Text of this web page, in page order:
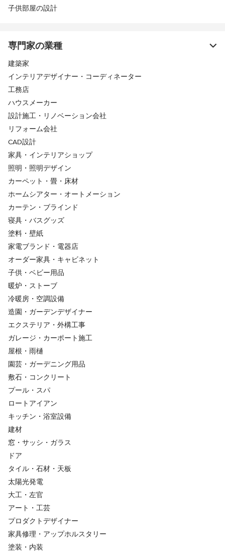
子供部屋の設計
専門家の業種
建築家
インテリアデザイナー・コーディネーター
工務店
ハウスメーカー
設計施工・リノベーション会社
リフォーム会社
CAD設計
家具・インテリアショップ
照明・照明デザイン
カーペット・畳・床材
ホームシアター・オートメーション
カーテン・ブラインド
寝具・バスグッズ
塗料・壁紙
家電ブランド・電器店
オーダー家具・キャビネット
子供・ベビー用品
暖炉・ストーブ
冷暖房・空調設備
造園・ガーデンデザイナー
エクステリア・外構工事
ガレージ・カーポート施工
屋根・雨樋
園芸・ガーデニング用品
敷石・コンクリート
プール・スパ
ロートアイアン
キッチン・浴室設備
建材
窓・サッシ・ガラス
ドア
タイル・石材・天板
太陽光発電
大工・左官
アート・工芸
プロダクトデザイナー
家具修理・アップホルスタリー
塗装・内装